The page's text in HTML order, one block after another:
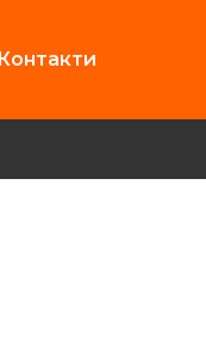
Контакти